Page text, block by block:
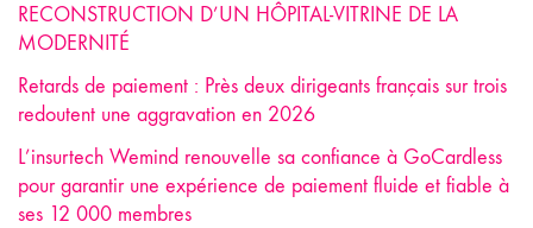
RECONSTRUCTION D’UN HÔPITAL-VITRINE DE LA
MODERNITÉ
Retards de paiement : Près deux dirigeants français sur trois
redoutent une aggravation en 2026
L’insurtech Wemind renouvelle sa confiance à GoCardless
pour garantir une expérience de paiement fluide et fiable à
ses 12 000 membres